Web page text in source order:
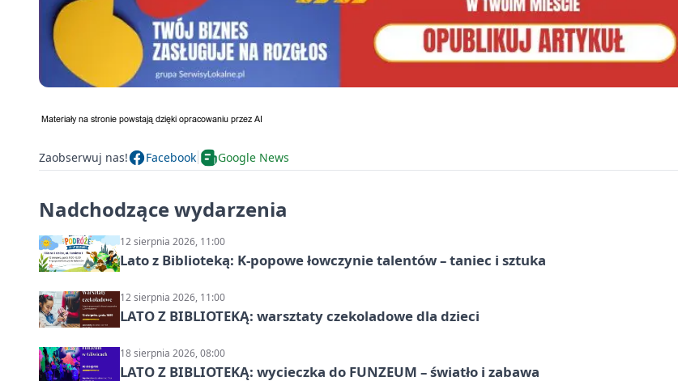
Zaobserwuj nas! Facebook Google News
Nadchodzące wydarzenia
12 sierpnia 2026, 11:00
Lato z Biblioteką: K-popowe łowczynie talentów – taniec i sztuka
12 sierpnia 2026, 11:00
LATO Z BIBLIOTEKĄ: warsztaty czekoladowe dla dzieci
18 sierpnia 2026, 08:00
LATO Z BIBLIOTEKĄ: wycieczka do FUNZEUM – światło i zabawa